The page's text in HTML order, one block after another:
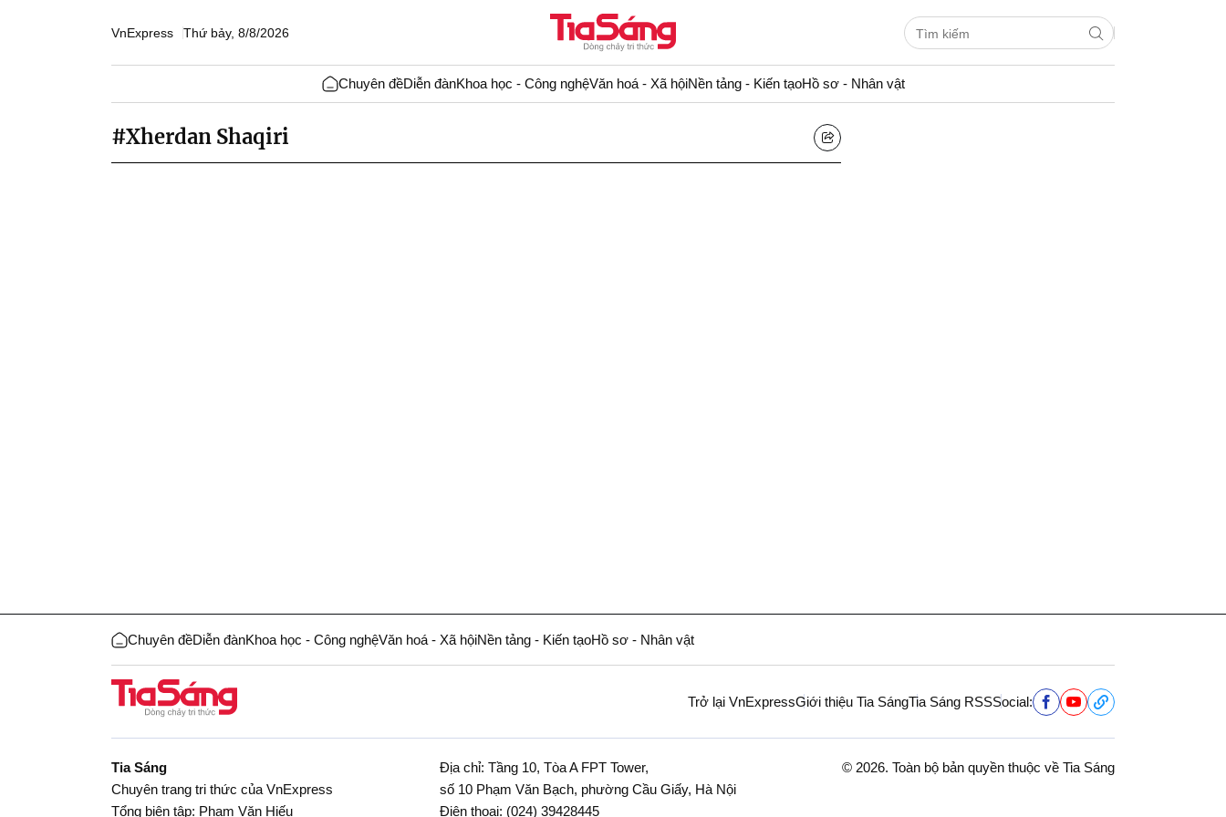
VnExpress Thứ bảy, 8/8/2026
Chuyên đềDiễn đànKhoa học - Công nghệVăn hoá - Xã hộiNền tảng - Kiến tạoHồ sơ - Nhân vật
#Xherdan Shaqiri
Chuyên đềDiễn đànKhoa học - Công nghệVăn hoá - Xã hộiNền tảng - Kiến tạoHồ sơ - Nhân vật
Trở lại VnExpressGiới thiệu Tia SángTia Sáng RSSSocial:
Tia Sáng
Chuyên trang tri thức của VnExpress
Tổng biên tập: Phạm Văn Hiếu
Địa chỉ: Tầng 10, Tòa A FPT Tower,
số 10 Phạm Văn Bạch, phường Cầu Giấy, Hà Nội
Điện thoại: (024) 39428445
© 2026. Toàn bộ bản quyền thuộc về Tia Sáng